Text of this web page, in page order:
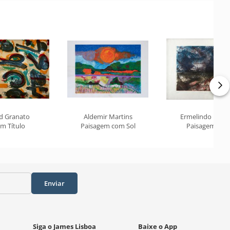
Granato
Título
Aldemir Martins
Paisagem com Sol
Ermelindo
Paisagem 211
Enviar
Siga o James Lisboa Baixe o App